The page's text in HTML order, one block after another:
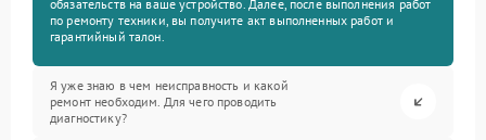
обязательств на ваше устройство. Далее, после выполнения работ
по ремонту техники, вы получите акт выполненных работ и
гарантийный талон.
Я уже знаю в чем неисправность и какой
ремонт необходим. Для чего проводить
диагностику?